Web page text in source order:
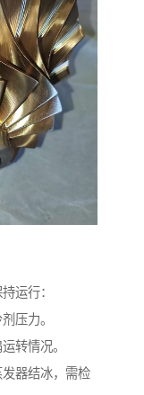
运行：
压力。
转情况。
器结冰，需检